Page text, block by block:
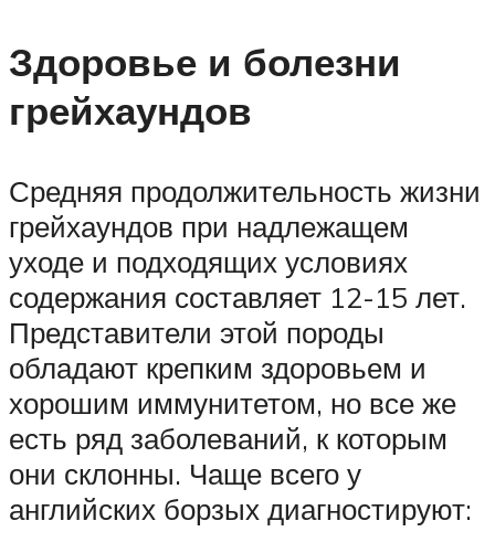
Здоровье и болезни
грейхаундов
Средняя продолжительность жизни
грейхаундов при надлежащем
уходе и подходящих условиях
содержания составляет 12-15 лет.
Представители этой породы
обладают крепким здоровьем и
хорошим иммунитетом, но все же
есть ряд заболеваний, к которым
они склонны. Чаще всего у
английских борзых диагностируют: